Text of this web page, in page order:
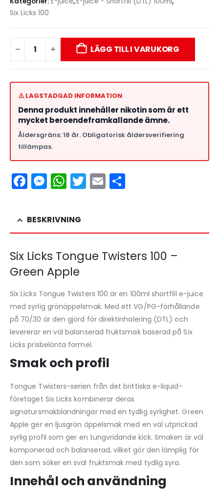
Six Licks 100
LÄGG TILL I VARUKORG
⚠️ LAGSTADGAD INFORMATION
Denna produkt innehåller nikotin som är ett
mycket beroendeframkallande ämne.
Åldersgräns: 18 år. Obligatorisk åldersverifiering
tillämpas.
Facebook
Messenger
WhatsApp
Twitter
Email
BESKRIVNING
Six Licks Tongue Twisters 100 –
Green Apple
Six Licks Tongue Twisters 100 är en 100ml shortfill e-juice
med syrlig grönäppelsmak. Med ett VG/PG-förhållande
på 70/30 är den gjord för direktinhalering (DTL) och
levererar en väl balanserad fruktsmak baserad på Six
Licks prisbelönta formel.
Smak och profil
Tongue Twisters-serien från det brittiska e-liquid-
företaget Six Licks kombinerar deras
signatursmakblandningar med en tydlig syrlighet. Green
Apple ger en ljusgrön äppelsmak med en väl utprickad
syrlig profil som ger en tungvridande kick. Smaken är väl
komponerad och balanserad, vilket gör den lämplig för
den som söker en sval fruktsmak med tydlig syra.
Innehål och användning